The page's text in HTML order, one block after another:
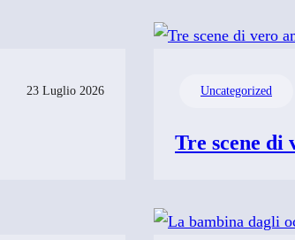
23 Luglio 2026 Uncategorized
Tre scene di